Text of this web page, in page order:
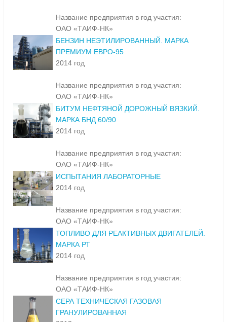
Название предприятия в год участия:
ОАО «ТАИФ-НК»
БЕНЗИН НЕЭТИЛИРОВАННЫЙ. МАРКА
ПРЕМИУМ ЕВРО-95
2014 год
Название предприятия в год участия:
ОАО «ТАИФ-НК»
БИТУМ НЕФТЯНОЙ ДОРОЖНЫЙ ВЯЗКИЙ.
МАРКА БНД 60/90
2014 год
Название предприятия в год участия:
ОАО «ТАИФ-НК»
ИСПЫТАНИЯ ЛАБОРАТОРНЫЕ
2014 год
Название предприятия в год участия:
ОАО «ТАИФ-НК»
ТОПЛИВО ДЛЯ РЕАКТИВНЫХ ДВИГАТЕЛЕЙ.
МАРКА РТ
2014 год
Название предприятия в год участия:
ОАО «ТАИФ-НК»
СЕРА ТЕХНИЧЕСКАЯ ГАЗОВАЯ
ГРАНУЛИРОВАННАЯ